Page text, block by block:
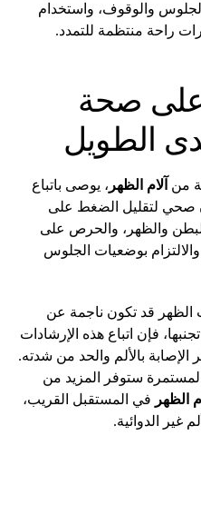
والوقوف، واستخدام
راحة منتظمة للتمدد.
على صحة
الطويل
من آلام الظهر ، يوصى باتباع
صحي لتقليل الضغط على
والظهر، والحرص على
بوضعيات الجلوس
قد تكون ناجمة عن
فإن اتباع هذه الإرشادات
بالألم والحد من شدته.
ستوفر المزيد من
الظهر في المستقبل القريب،
غير الدوائية.